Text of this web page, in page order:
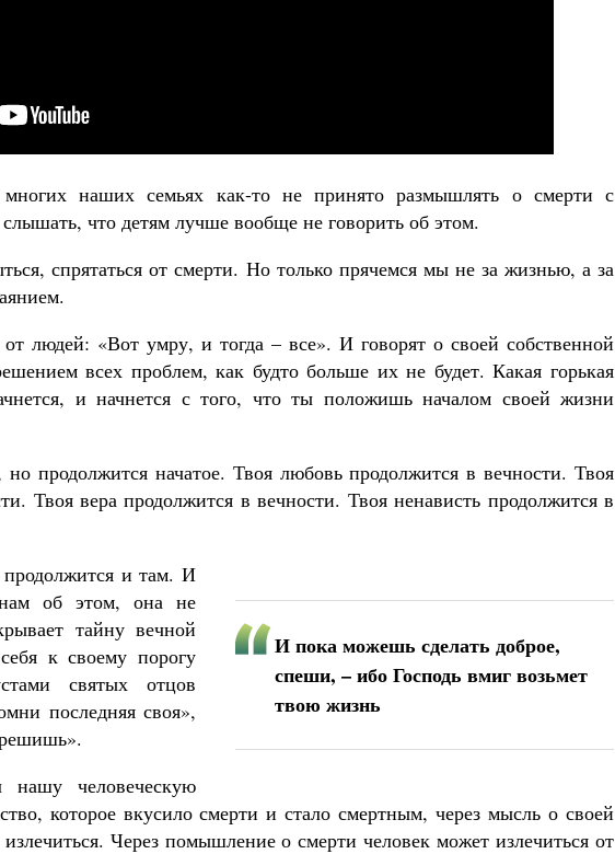
наших семьях как-то не принято размышлять о смерти с
что детям лучше вообще не говорить об этом.
спрятаться от смерти. Но только прячемся мы не за жизнью, а за
людей: «Вот умру, и тогда – все». И говорят о своей собственной
всех проблем, как будто больше их не будет. Какая горькая
и начнется с того, что ты положишь началом своей жизни
продолжится начатое. Твоя любовь продолжится в вечности. Твоя
Твоя вера продолжится в вечности. Твоя ненависть продолжится в
И пока можешь сделать доброе,
спеши, –ибо Господь вмиг возьмет
твою жизнь
и там. И
об этом, она не
тайну вечной
к своему порогу
святых отцов
последняя своя»,
нашу человеческую
которое вкусило смерти и стало смертным, через мысль о своей
излечиться. Через помышление о смерти человек может излечиться от